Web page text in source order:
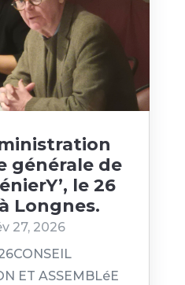
générale de
le 26
Longnes.
27, 2026
ET ASSEMBLéE